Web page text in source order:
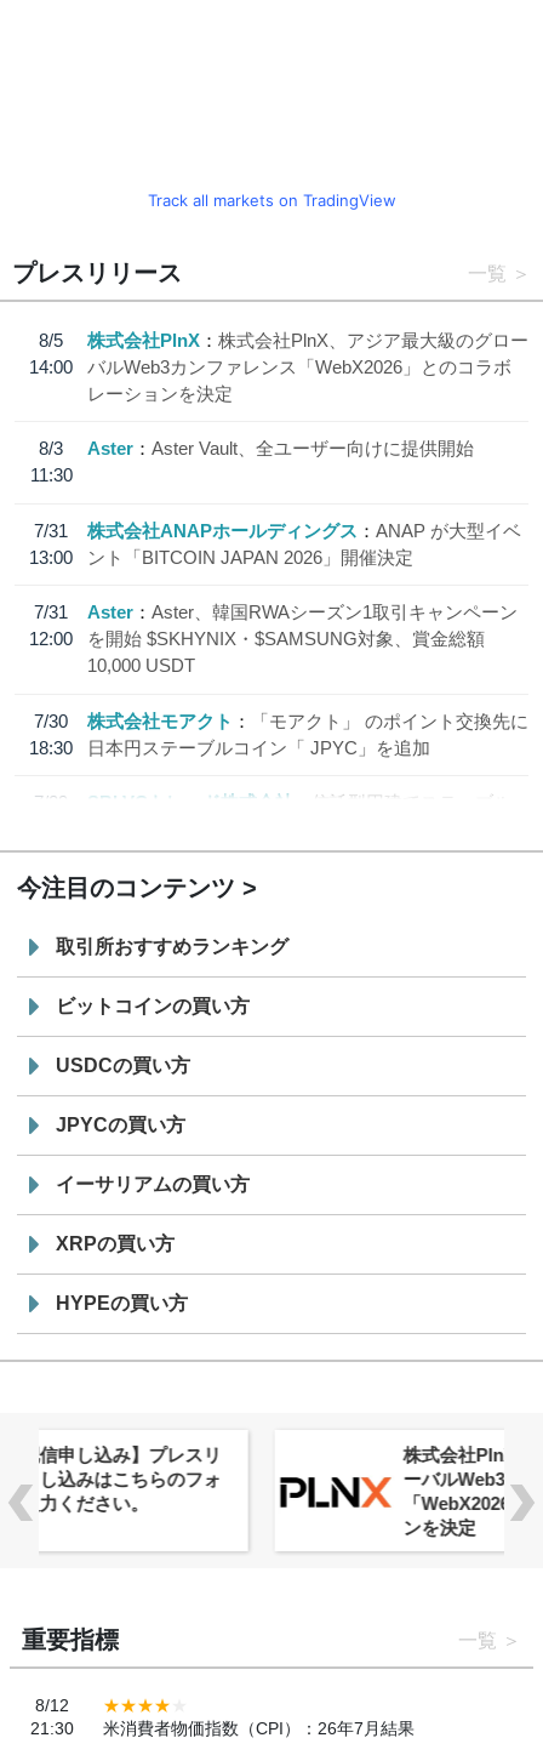
Track all markets on TradingView
プレスリリース 一覧
8/5
14:00
株式会社PlnX
株式会社PlnX、アジア最大級のグロー
バルWeb3カンファレンス「WebX2026」とのコラボ
レーションを決定
8/3
11:30
Aster Aster Vault、全ユーザー向けに提供開始
7/31
13:00
株式会社ANAPホールディングス
ANAP が大型イベ
ント「BITCOIN JAPAN 2026」開催決定
7/31
12:00
Aster
Aster、韓国RWAシーズン1取引キャンペーン
を開始 $SKHYNIX・$SAMSUNG対象、賞金総額
10,000 USDT
7/30
18:30
株式会社モアクト
「モアクト」 のポイント交換先に
日本円ステーブルコイン「 JPYC」を追加
7/29
SBI VCトレード株式会社
信託型円建てステーブル
今注目のコンテンツ
取引所おすすめランキング
ビットコインの買い方
USDCの買い方
JPYCの買い方
イーサリアムの買い方
XRPの買い方
HYPEの買い方
株式会社PlnX、アジア最大級のグロ
ーバルWeb3カンファレンス
「WebX2026」とのコラボレーショ
重要指標 一覧
8/12
21:30
米消費者物価指数（CPI）：26年7月結果